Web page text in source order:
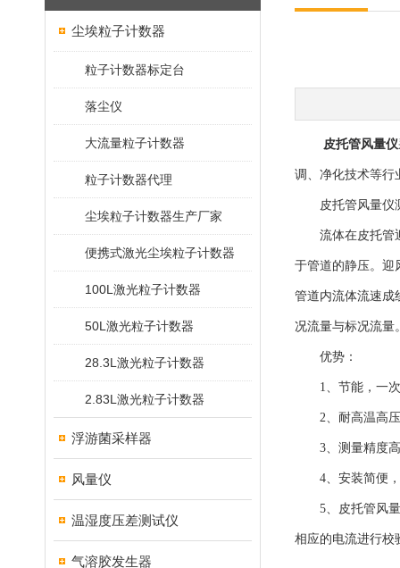
尘埃粒子计数器
粒子计数器标定台
落尘仪
大流量粒子计数器
粒子计数器代理
尘埃粒子计数器生产厂家
便携式激光尘埃粒子计数器
100L激光粒子计数器
50L激光粒子计数器
28.3L激光粒子计数器
2.83L激光粒子计数器
浮游菌采样器
风量仪
温湿度压差测试仪
气溶胶发生器
皮托管风量仪
调、净化技术等行
皮托管风量仪测
流体在皮托管迎
于管道的静压。
管道内流体流速成
况流量与标况流量
优势：
1、节能，一次
2、耐高温高
3、测量精度高
4、安装简便，
5、皮托管风量
相应的电流进行校